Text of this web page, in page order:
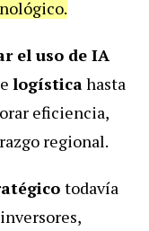
el uso de IA
logísticahasta
eficiencia,
regional.
todavía